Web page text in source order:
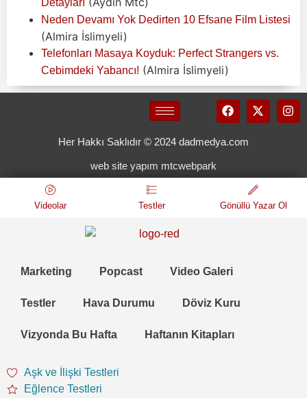
Neden Devamı Yok Dedirten 10 Efsane Film Listesi
(Almira İslimyeli)
Telefonları Masaya Koyduk: Perfect Strangers vs.
Cebimdeki Yabancı! (Almira İslimyeli)
Her Hakkı Saklıdır © 2024 dadmedya.com
web site yapım mtcwebpark
Videolar Testler Gönüllü Yazar Ol
Marketing Popcast Video Galeri
Testler Hava Durumu Döviz Kuru
Vizyonda Bu Hafta Haftanın Kitapları
Aşk ve İlişki Testleri
Eğlence Testleri